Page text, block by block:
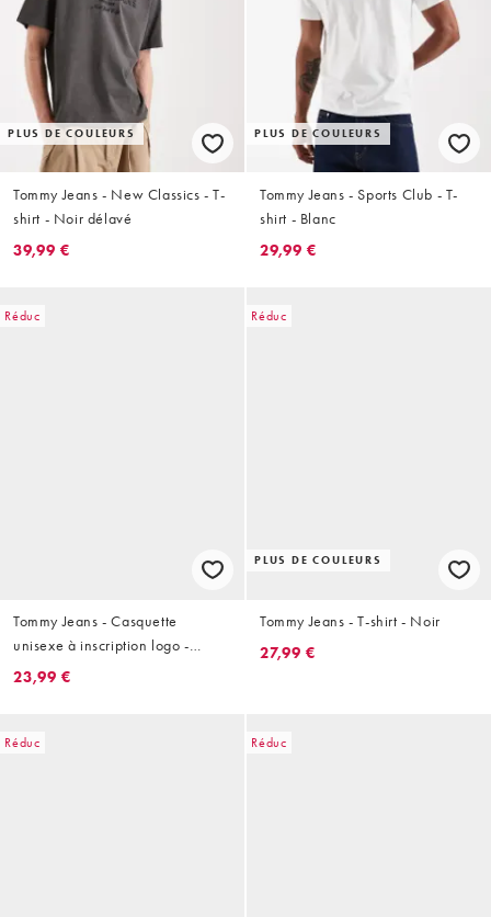
PLUS DE COULEURS
Tommy Jeans - New Classics - T-
shirt - Noir délavé
39,99 €
PLUS DE COULEURS
Tommy Jeans - Sports Club - T-
shirt - Blanc
29,99 €
Réduc
Tommy Jeans - Casquette
unisexe à inscription logo -
Crème
23,99 €
Réduc
PLUS DE COULEURS
Tommy Jeans - T-shirt - Noir
27,99 €
Réduc Réduc